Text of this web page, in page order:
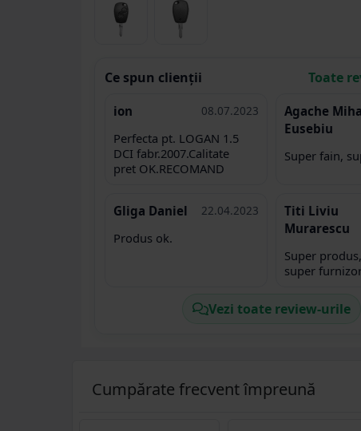
Ce spun clienții Toate
ion 08.07.2023
Perfecta pt. LOGAN 1.5
DCI fabr.2007.Calitate
pret OK.RECOMAND
Agache
Eusebiu
Super fain,
Gliga Daniel 22.04.2023
Produs ok.
Titi Liviu
Murarescu
Super
super
Vezi toate review-urile
Cumpărate frecvent împreună